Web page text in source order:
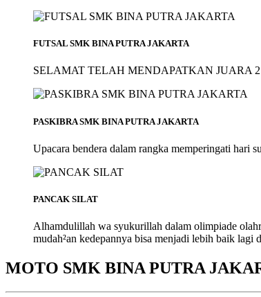
FUTSAL SMK BINA PUTRA JAKARTA
SELAMAT TELAH MENDAPATKAN JUARA
PASKIBRA SMK BINA PUTRA JAKARTA
Upacara bendera dalam rangka memperingati hari
PANCAK SILAT
Alhamdulillah wa syukurillah dalam olimpiade
mudah²an kedepannya bisa menjadi lebih baik lagi
MOTO SMK BINA PUTRA